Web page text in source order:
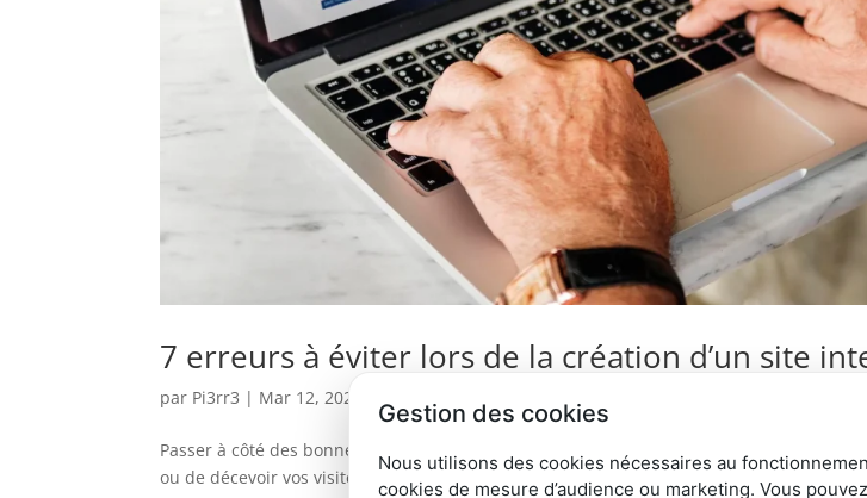
7 erreurs à éviter lors de la création d’un site
par Pi3rr3 | Mar 12, 2026
Passer à côté des bonnes pratiques dès la création de votre site internet, c’est prendre
ou de décevoir vos visiteurs. À Vichy, où les attentes locales et la concurrence sont
Gestion des cookies
Nous utilisons des cookies nécessaires au
cookies de mesure d’audience ou marketing. Vous